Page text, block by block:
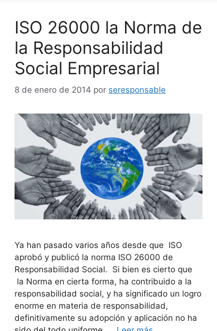
ISO 26000 la Norma de
la Responsabilidad
Social Empresarial
8 de enero de 2014 por seresponsable
Ya han pasado varios años desde que ISO
aprobó y publicó la norma ISO 26000 de
Responsabilidad Social. Si bien es cierto que
la Norma en cierta forma, ha contribuido a la
responsabilidad social, y ha significado un logro
enorme en materia de responsabilidad,
definitivamente su adopción y aplicación no ha